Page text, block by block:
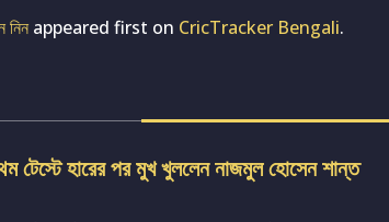
নিন appeared first on CricTracker Bengali.
টেস্টে হারের পর মুখ খুললেন নাজমুল হোসেন শান্ত